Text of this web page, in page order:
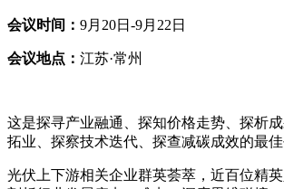
会议时间： 9月20日-9月22日
会议地点： 江苏·常州
这是探寻产业融通、探知价格走势、探析
拓业、探察技术迭代、探查减碳成效的最佳
光伏上下游相关企业群英荟萃，近百位精英